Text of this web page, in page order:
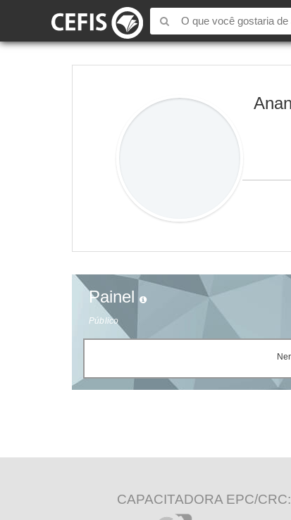
Painel
Público
CAPACITADORA EPC/CRC: